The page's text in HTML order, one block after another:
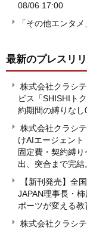
08/06 17:00
「その他エンタ
最新のプレスリ
株式会社クラシ
ビス「SHISHIト
約期間の縛りなし
株式会社クラシ
けAIエージェント
固定費・契約縛
出、突合まで完結
【新刊発売】全
JAPAN理事長・
ポーツが変える
株式会社クラシ